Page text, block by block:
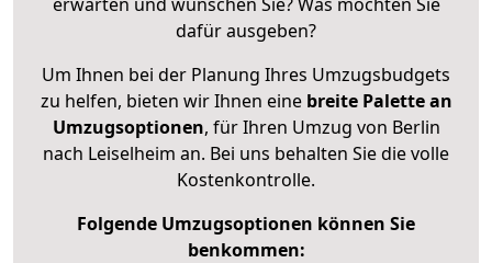
dafür ausgeben?
Um Ihnen bei der Planung Ihres Umzugsbudgets
zu helfen, bieten wir Ihnen eine breite Palette an
Umzugsoptionen, für Ihren Umzug von Berlin
nach Leiselheim an. Bei uns behalten Sie die volle
Kostenkontrolle.
Folgende Umzugsoptionen können Sie
benkommen: